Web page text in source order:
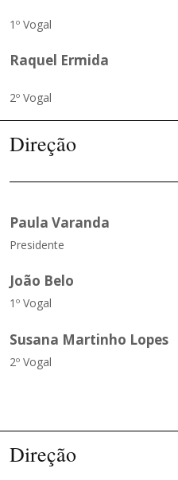
1º Vogal
Raquel Ermida
2º Vogal
Direção
Paula Varanda
Presidente
João Belo
1º Vogal
Susana Martinho Lopes
2º Vogal
Direção